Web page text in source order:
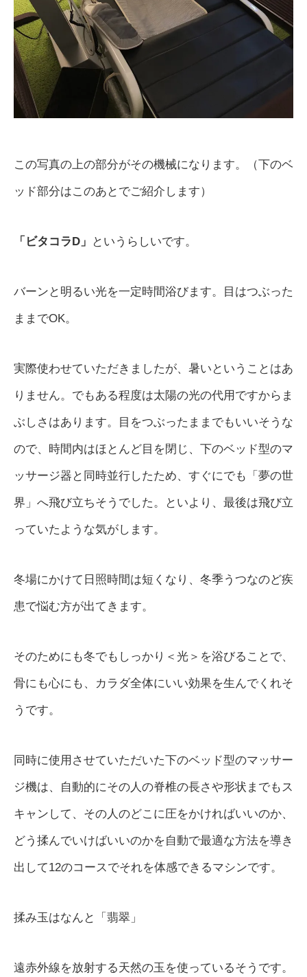
この写真の上の部分がその機械になります。（下のベ
ッド部分はこのあとでご紹介します）
「ビタコラD」 というらしいです。
バーンと明るい光を一定時間浴びます。目はつぶった
ままでOK。
実際使わせていただきましたが、暑いということはあ
りません。でもある程度は太陽の光の代用ですからま
ぶしさはあります。目をつぶったままでもいいそうな
ので、時間内はほとんど目を閉じ、下のベッド型のマ
ッサージ器と同時並行したため、すぐにでも「夢の世
界」へ飛び立ちそうでした。といより、最後は飛び立
っていたような気がします。
冬場にかけて日照時間は短くなり、冬季うつなのど疾
患で悩む方が出てきます。
そのためにも冬でもしっかり＜光＞を浴びることで、
骨にも心にも、カラダ全体にいい効果を生んでくれそ
うです。
同時に使用させていただいた下のベッド型のマッサー
ジ機は、自動的にその人の脊椎の長さや形状までもス
キャンして、その人のどこに圧をかければいいのか、
どう揉んでいけばいいのかを自動で最適な方法を導き
出して12のコースでそれを体感できるマシンです。
揉み玉はなんと「翡翠」
遠赤外線を放射する天然の玉を使っているそうです。